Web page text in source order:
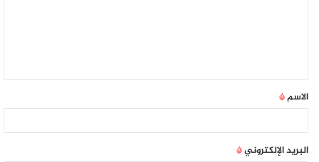
الاسم*
البريد الإلكتروني*